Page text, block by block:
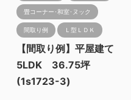
畳コーナー･和室･ヌック
間取り例 Ｌ型ＬＤＫ
【間取り例】平屋建て
5LDK 36.75坪
(1s1723-3)